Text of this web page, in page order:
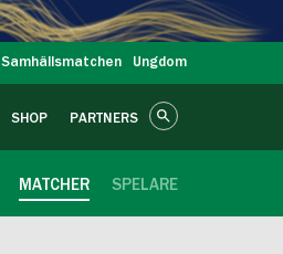
Samhällsmatchen Ungdom
SHOP PARTNERS
SPELARE
MATCHER